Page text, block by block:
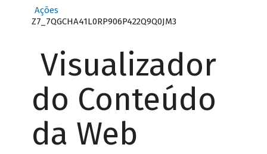
Ações
Z7_7QGCHA41L0RP906P422Q9Q0JM3
Visualizador
do Conteúdo
da Web